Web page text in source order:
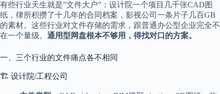
有些行业天生就是”文件大户”：设计院一个项目几千张CAD图
纸，律所积攒了十几年的合同档案，影视公司一条片子几百GB
的素材。这些行业对文件存储的需求，跟普通办公型企业完全不
在一个量级。 通用型网盘根本不够用，得找对口的方案。
一、三个行业的文件痛点各不相同
🏗️ 设计院/工程公司